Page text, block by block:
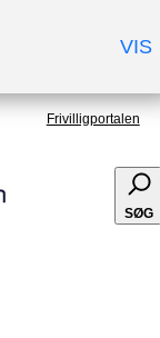
VIS
Frivilligportalen
SØG